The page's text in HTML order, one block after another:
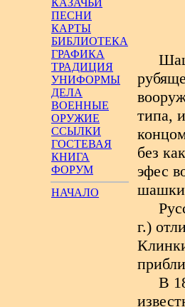
КАЗАЧЬИ
ПЕСНИ
КАРТЫ
БИБЛИОТЕКА
ГРАФИКА
ТРАДИЦИЯ
УНИФОРМЫ
ДЕЛА
ВОЕННЫЕ
ОРУЖИЕ
ССЫЛКИ
ГОСТЕВАЯ
КНИГА
ФОРУМ
НАЧАЛО
типа,
без
эфес
шашки
г.)
В